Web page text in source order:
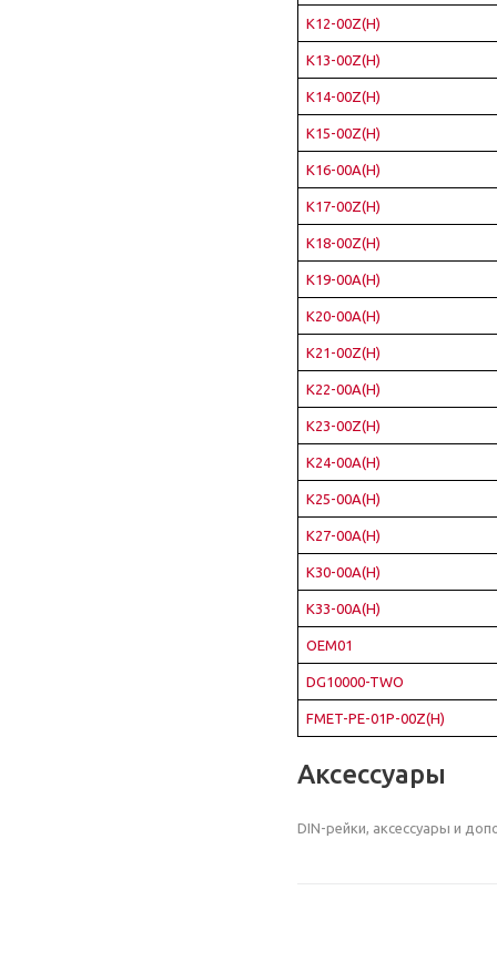
K12-00Z(H)
K13-00Z(H)
K14-00Z(H)
K15-00Z(H)
K16-00A(H)
K17-00Z(H)
K18-00Z(H)
K19-00A(H)
K20-00A(H)
K21-00Z(H)
K22-00A(H)
K23-00Z(H)
K24-00A(H)
K25-00A(H)
K27-00A(H)
K30-00A(H)
K33-00A(H)
OEM01
DG10000-TWO
FMET-PE-01P-00Z(H)
Аксессуары
DIN-рейки, аксессуары и